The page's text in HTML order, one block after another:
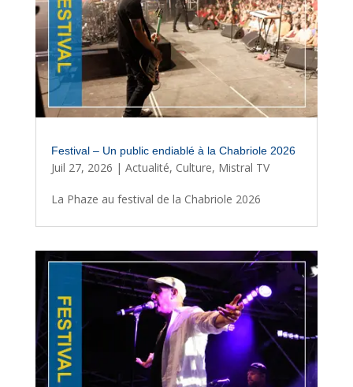
Festival – Un public endiablé à la Chabriole 2026
Juil 27, 2026 | Actualité, Culture, Mistral TV
La Phaze au festival de la Chabriole 2026